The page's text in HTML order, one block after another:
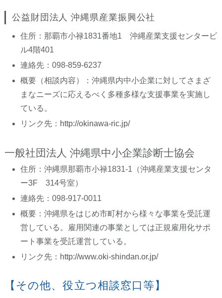
公益財団法人 沖縄県産業振興公社
住所：那覇市小禄1831番地1 沖縄産業支援センタービ
ル4階401
連絡先：098-859-6237
概要（相談内容）：沖縄県内中小企業に対してさまざ
まなニーズに応えるべく多種多様な支援事業を実施し
ている。
リンク先： http://okinawa-ric.jp/
一般社団法人 沖縄県中小企業診断士協会
住所：沖縄県那覇市小禄1831-1（沖縄産業支援センタ
ー3F 314号室）
連絡先：098-917-0011
概要：沖縄県をはじめ市町村から様々な事業を受託運
営している。雇用関連の事業としては正規雇用化サポ
ート事業を受託運営している。
リンク先： http://www.oki-shindan.or.jp/
【その他、役立つ相談窓口等】